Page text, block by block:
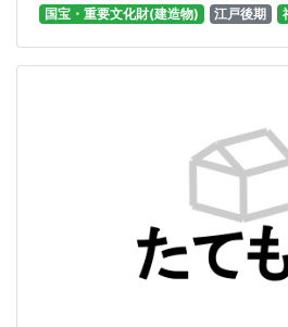
国宝・重要文化財(建造物) 江戸後期